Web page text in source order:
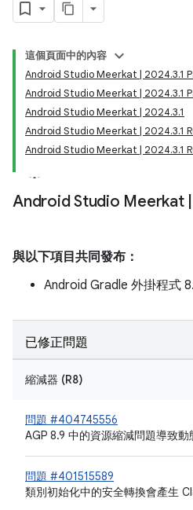
這個頁面中的內容
Android Studio Meerkat | 2024.3.1
Android Studio Meerkat | 2024.3.1
Android Studio Meerkat | 2024.3.1
Android Studio Meerkat | 2024.3.1
Android Studio Meerkat | 2024.3.1
Android Studio Meerkat
與以下項目共同發布：
Android Gradle 外掛程式
已修正問題
縮減器 (R8)
問題 #404745556
AGP 8.9 中的資源縮減問題導致
問題 #401515589
類別初始化中的安全轉換會產生